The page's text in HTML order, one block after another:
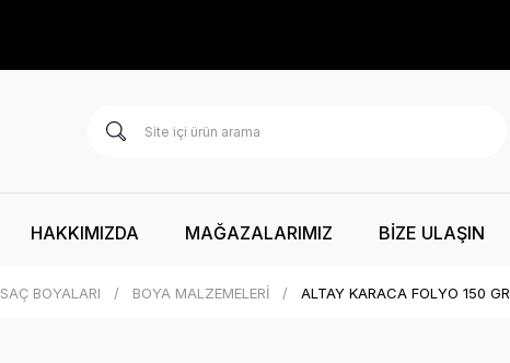
HAKKIMIZDA MAĞAZALARIMIZ BİZE ULAŞIN
SAÇ BOYALARI BOYA MALZEMELERİ ALTAY KARACA FOLYO 150 GR